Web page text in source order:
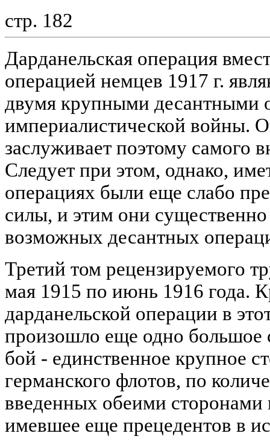
стр. 182
Дарданельская операция
операцией немцев 1917 г.
двумя крупными десантными
империалистической войны.
заслуживает поэтому самого
Следует при этом, однако,
операциях были еще слабо
силы, и этим они
возможных десантных
Третий том рецензируемого
мая 1915 по июнь 1916 года.
дарданельской операции в
произошло еще одно
бой - единственное крупное
германского флотов, по
введенных обеими сторонами
имевшее еще прецедентов в